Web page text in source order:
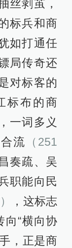
丝剥茧，
标兵和商
如打通任
局传奇还
对标客的
标布的商
一词多义
流 （251
奏疏、吴
职能向民
，这标志
向“横向协
，正是商